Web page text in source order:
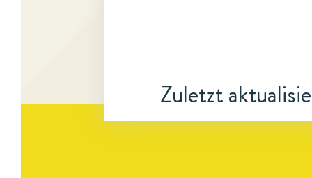
Zuletzt